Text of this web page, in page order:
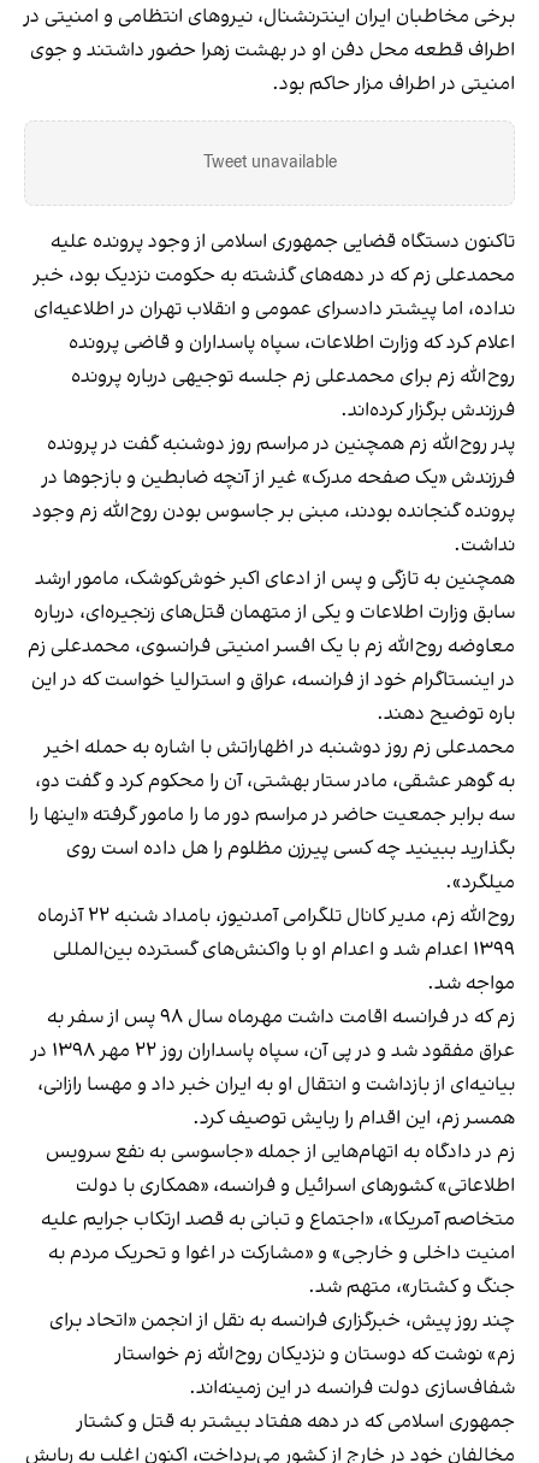
برخی مخاطبان ایران اینترنشنال، نیروهای انتظامی و امنیتی در
اطراف قطعه محل دفن او در بهشت زهرا حضور داشتند و جوی
امنیتی در اطراف مزار حاکم بود.
Tweet unavailable
تاکنون دستگاه قضایی جمهوری اسلامی از وجود پرونده‌ علیه
محمدعلی زم که در دهه‌های گذشته به حکومت نزدیک بود، خبر
نداده، اما پیشتر دادسرای عمومی و انقلاب تهران در اطلاعیه‌ای
اعلام کرد که وزارت اطلاعات، سپاه پاسداران و قاضی پرونده
روح‌الله زم برای محمدعلی زم جلسه توجیهی درباره پرونده
فرزندش برگزار کرد‌ه‌اند.
پدر روح‌الله زم همچنین در مراسم روز دوشنبه گفت در پرونده
فرزندش «یک صفحه مدرک» غیر از آنچه ضابطین و بازجوها در
پرونده گنجانده بودند، مبنی بر جاسوس بودن روح‌الله زم وجود
نداشت.
همچنین به تازگی و پس از ادعای اکبر خوش‌کوشک، مامور ارشد
سابق وزارت اطلاعات و یکی از متهمان قتل‌های زنجیره‌ای، درباره
معاوضه روح‌الله زم با یک افسر امنیتی فرانسوی، محمدعلی زم
در اینستاگرام خود از فرانسه، عراق و استراليا خواست که در این
باره توضیح دهند.
محمدعلی زم روز دوشنبه در اظهاراتش با اشاره به حمله اخیر
به گوهر عشقی، مادر ستار بهشتی، آن را محکوم کرد و گفت دو،
سه برابر جمعیت حاضر در مراسم دور ما را مامور گرفته «اینها را
بگذارید ببینید چه کسی پیرزن مظلوم را هل داده است روی
میلگرد».
روح‌الله زم، مدیر کانال تلگرامی آمدنیوز، بامداد شنبه ۲۲ آذرماه
۱۳۹۹ اعدام شد و اعدام او با واکنش‌های گسترده بین‌المللی
مواجه شد.
زم که در فرانسه اقامت داشت مهرماه سال ۹۸ پس از سفر به
عراق مفقود شد و در پی آن، سپاه پاسداران روز ۲۲ مهر ۱۳۹۸ در
بیانیه‌ای از بازداشت و انتقال او به ایران خبر داد و مهسا رازانی،
همسر زم، این اقدام را ربایش توصیف کرد.
زم در دادگاه به اتهام‌هایی از جمله «جاسوسی به نفع سرویس
اطلاعاتی» کشورهای اسرائیل و فرانسه، «همکاری با دولت
متخاصم آمریکا»، «اجتماع و تبانی به قصد ارتکاب جرایم علیه
امنیت داخلی و خارجی» و «مشارکت در اغوا و تحریک مردم به
جنگ و کشتار»، متهم شد.
چند روز پیش، خبرگزاری فرانسه به نقل از انجمن «اتحاد برای
زم» نوشت که دوستان و نزدیکان روح‌الله زم خواستار
شفاف‌سازی دولت فرانسه در این زمینه‌اند.
جمهوری اسلامی که در دهه هفتاد بیشتر به قتل و کشتار
مخالفان خود در خارج از کشور می‌پرداخت، اکنون اغلب به ربایش